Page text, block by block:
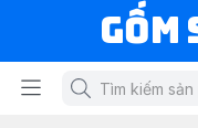
Gốm